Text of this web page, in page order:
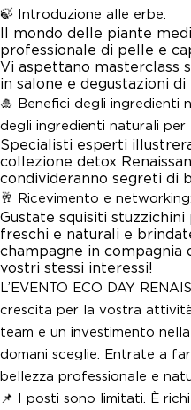
🍃 Introduzione alle erbe:
Il mondo delle piante
professionale di pelle e
Vi aspettano masterclass
in salone e degustazioni
🎍 Benefici degli ingredienti
degli ingredienti naturali per
Specialisti esperti
collezione detox
condivideranno segreti di
🥂 Ricevimento e networking:
Gustate squisiti
freschi e naturali e
champagne in compagnia
vostri stessi interessi!
L’EVENTO ECO DAY
crescita per la vostra
team e un investimento
domani sceglie. Entrate a
bellezza professionale e
📌 I posti sono limitati. È